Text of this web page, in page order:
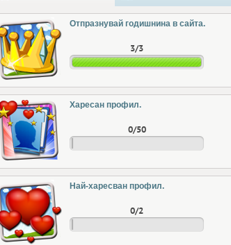
Отпразнувай годишнина в сайта.
3/3
Харесан профил.
0/50
Най-харесван профил.
0/2